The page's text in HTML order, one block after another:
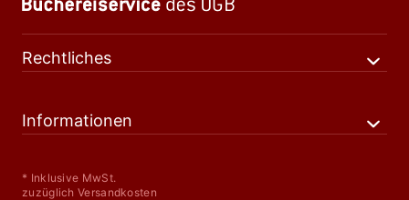
Rechtliches
Informationen
* Inklusive MwSt.
zuzüglich Versandkosten